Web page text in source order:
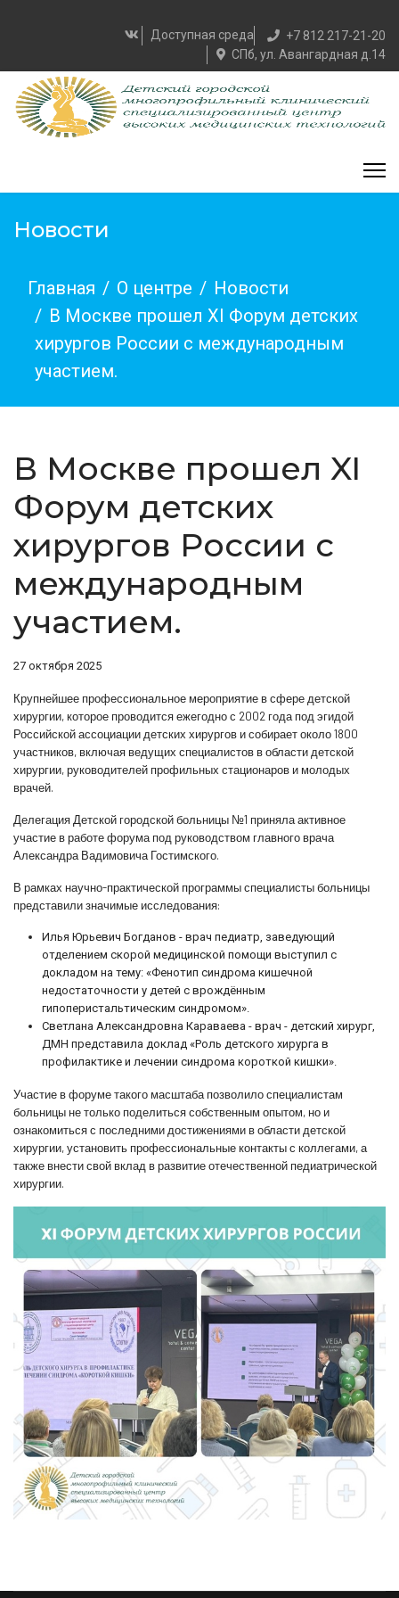
Доступная среда
+7 812 217-21-20
СПб, ул. Авангардная д.14
Новости
Главная О центре
Новости
В Москве прошел XI Форум детских
хирургов России с международным
участием.
В Москве прошел XI
Форум детских
хирургов России с
международным
участием.
27 октября 2025
Крупнейшее профессиональное мероприятие в сфере детской
хирургии, которое проводится ежегодно с 2002 года под эгидой
Российской ассоциации детских хирургов и собирает около 1800
участников, включая ведущих специалистов в области детской
хирургии, руководителей профильных стационаров и молодых
врачей.
Делегация Детской городской больницы №1 приняла активное
участие в работе форума под руководством главного врача
Александра Вадимовича Гостимского.
В рамках научно-практической программы специалисты больницы
представили значимые исследования:
Илья Юрьевич Богданов - врач педиатр, заведующий
отделением скорой медицинской помощи выступил с
докладом на тему: «Фенотип синдрома кишечной
недостаточности у детей с врождённым
гипоперистальтическим синдромом».
Светлана Александровна Караваева - врач - детский хирург,
ДМН представила доклад «Роль детского хирурга в
профилактике и лечении синдрома короткой кишки».
Участие в форуме такого масштаба позволило специалистам
больницы не только поделиться собственным опытом, но и
ознакомиться с последними достижениями в области детской
хирургии, установить профессиональные контакты с коллегами, а
также внести свой вклад в развитие отечественной педиатрической
хирургии.